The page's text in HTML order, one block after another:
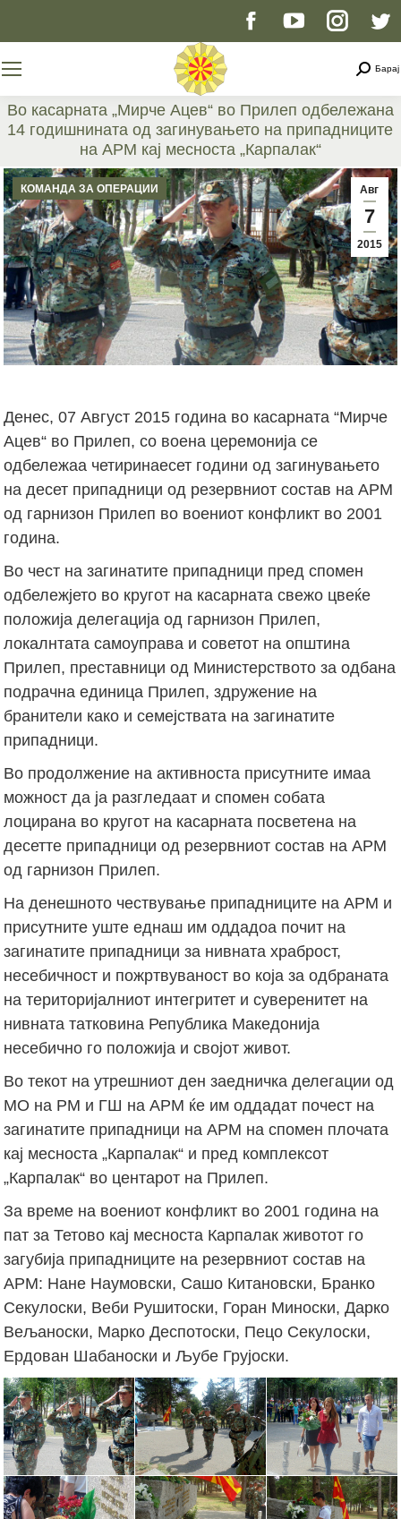
Facebook
opens
in
new
window
YouTube
opens
in
new
window
page
opens
new
window
Барај
Во касарната „Мирче Ацев“ во Прилеп одбележана
14 годишнината од загинувањето на припадниците
на АРМ кај месноста „Карпалак“
You are here:
Авг
7
2015
КОМАНДА ЗА ОПЕРАЦИИ
Денес, 07 Август 2015 година во касарната “Мирче
Ацев“ во Прилеп, со воена церемонија се
одбележаа четиринаесет години од загинувањето
на десет припадници од резервниот состав на АРМ
од гарнизон Прилеп во воениот конфликт во 2001
година.
Во чест на загинатите припадници пред спомен
одбележјето во кругот на касарната свежо цвеќе
положија делегација од гарнизон Прилеп,
локалнтата самоуправа и советот на општина
Прилеп, преставници од Министерството за одбана
подрачна единица Прилеп, здружение на
бранители како и семејствата на загинатите
припадници.
Во продолжение на активноста присутните имаа
можност да ја разгледаат и спомен собата
лоцирана во кругот на касарната посветена на
десетте припадници од резервниот состав на АРМ
од гарнизон Прилеп.
На денешното чествување припадниците на АРМ и
присутните уште еднаш им оддадоа почит на
загинатите припадници за нивната храброст,
несебичност и пожртвуваност во која за одбраната
на територијалниот интегритет и суверенитет на
нивната татковина Република Македонија
несебично го положија и својот живот.
Во текот на утрешниот ден заедничка делегации од
МО на РМ и ГШ на АРМ ќе им оддадат почест на
загинатите припадници на АРМ на спомен плочата
кај месноста „Карпалак“ и пред комплексот
„Карпалак“ во центарот на Прилеп.
За време на воениот конфликт во 2001 година на
пат за Тетово кај месноста Карпалак животот го
загубија припадниците на резервниот состав на
АРМ: Нане Наумовски, Сашо Китановски, Бранко
Секулоски, Веби Рушитоски, Горан Миноски, Дарко
Вељаноски, Марко Деспотоски, Пецо Секулоски,
Ердован Шабаноски и Љубе Грујоски.